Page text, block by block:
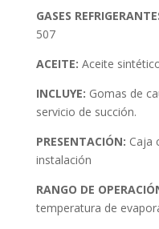
GASES
507
ACEITE: Aceite
INCLUYE: Gomas de
servicio de succión.
PRESENTACIÓN: Caja
instalación
RANGO DE
temperatura de